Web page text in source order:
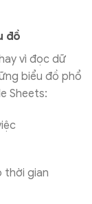
đồ
vì đọc dữ
biểu đồ phổ
Sheets:
thời gian